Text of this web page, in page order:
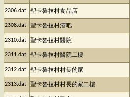
2306.dat 聖卡魯拉村食品店
2308.dat 聖卡魯拉村酒吧
2310.dat 聖卡魯拉村醫院
2311.dat 聖卡魯拉村醫院二樓
2312.dat 聖卡魯拉村村長的家
2313.dat 聖卡魯拉村村長的家二樓